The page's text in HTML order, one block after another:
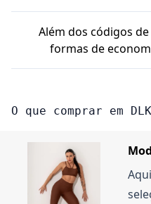
categorias, exigir um
ser de uso único por
Sim, a DLK Modas
compras acima de um
acima de R$149,99
Além dos códigos
formas de
vista, tipo no Pix ou
categorias específicas.
O que comprar em